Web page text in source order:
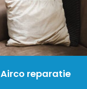
Airco reparatie